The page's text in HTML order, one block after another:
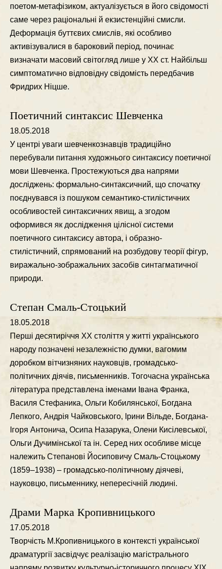
поетом-метафiзиком, актуалiзується в його свiдомостi
саме через рацiональнi й екзистенцiйнi смисли.
Деформацiя буттєвих смислiв, якi особливо
активiзувалися в бароковий перiод, починає
визначати масовий свiтогляд лише у ХХ ст. Найбiльш
симптоматично вiдповiдну свiдомiсть передбачив
Фридрих Нiцше.
Поетичний синтаксис Шевченка
18.05.2018
У центрi уваги шевченкознавцiв традицiйно
перебували питання художнього синтаксису поетичної
мови Шевченка. Простежуються два напрями
дослiджень: формально-синтаксичний, що спочатку
поєднувався iз пошуком семантико-стилiстичних
особливостей синтаксичних явищ, а згодом
оформився як дослiдження цiлiсної системи
поетичного синтаксису автора, i образно-
стилiстичний, спрямований на розбудову теорiї фiгур,
виражально-зображальних засобiв синтагматичної
природи.
Степан Смаль-Стоцький
18.05.2018
Першi десятирiччя ХХ столiття у життi українського
народу позначенi незалежнiстю думки, вагомим
доробком вiтчизняних науковцiв, громадсько-
полiтичних дiячiв, письменникiв. Тогочасна українська
лiтература представлена iменами Івана Франка,
Василя Стефаника, Ольги Кобилянської, Богдана
Лепкого, Андрiя Чайковського, Ірини Вiльде, Богдана-
Ігоря Антонича, Осипа Назарука, Олени Кисiлевської,
Ольги Дучимiнської та iн. Серед них особливе мiсце
належить Степановi Йосиповичу Смаль-Стоцькому
(1859–1938) – громадсько-полiтичному дiячевi,
науковцю, письменнику, непересiчнiй людинi.
Драми Марка Кропивницького
17.05.2018
Творчiсть М.Кропивницького в контекстi української
драматургiї засвiдчує реалiзацiю магiстрального